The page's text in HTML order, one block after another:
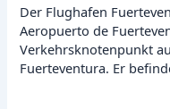
Der Flughafen
Aeropuerto de
Verkehrsknotenpunkt
Fuerteventura. Er